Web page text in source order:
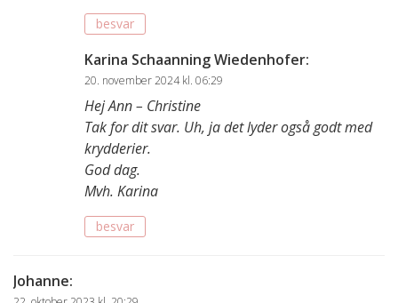
besvar
Karina Schaanning Wiedenhofer:
20. november 2024 kl. 06:29
Hej Ann – Christine
Tak for dit svar. Uh, ja det lyder også godt med
krydderier.
God dag.
Mvh. Karina
besvar
Johanne: